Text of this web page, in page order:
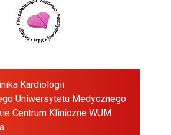
Kardiologii
Uniwersytetu Medycznego
Centrum Kliniczne WUM